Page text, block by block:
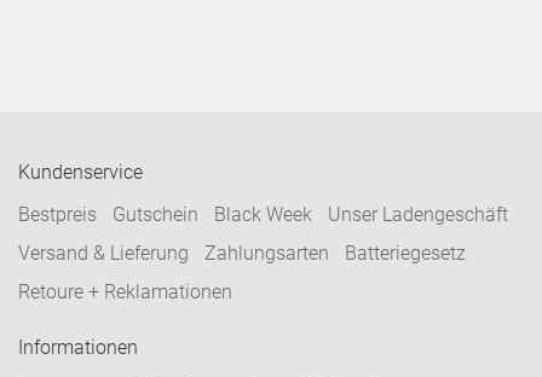
Kundenservice
Bestpreis
Gutschein Black Week
Unser Ladengeschäft
Versand & Lieferung
Zahlungsarten
Batteriegesetz
Retoure + Reklamationen
Informationen